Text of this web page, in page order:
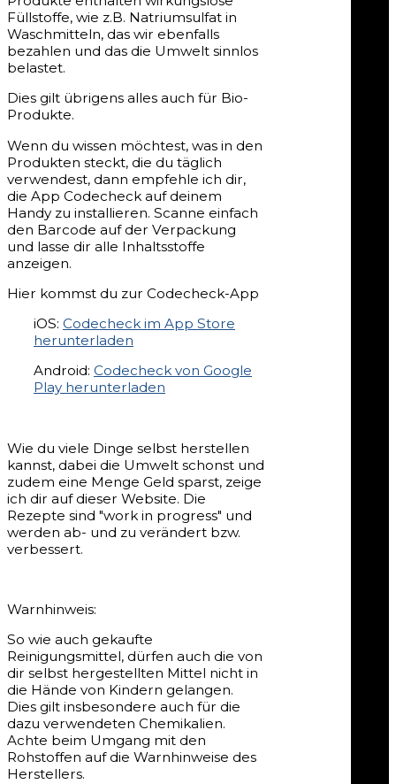
Füllstoffe, wie z.B. Natriumsulfat in
Waschmitteln, das wir ebenfalls
bezahlen und das die Umwelt sinnlos
belastet.
Dies gilt übrigens alles auch für Bio-
Produkte.
Wenn du wissen möchtest, was in den
Produkten steckt, die du täglich
verwendest, dann empfehle ich dir,
die App Codecheck auf deinem
Handy zu installieren. Scanne einfach
den Barcode auf der Verpackung
und lasse dir alle Inhaltsstoffe
anzeigen.
Hier kommst du zur Codecheck-App
iOS: Codecheck im App Store
herunterladen
Android: Codecheck von Google
Play herunterladen
Wie du viele Dinge selbst herstellen
kannst, dabei die Umwelt schonst und
zudem eine Menge Geld sparst, zeige
ich dir auf dieser Website. Die
Rezepte sind "work in progress" und
werden ab- und zu verändert bzw.
verbessert.
Warnhinweis:
So wie auch gekaufte
Reinigungsmittel, dürfen auch die von
dir selbst hergestellten Mittel nicht in
die Hände von Kindern gelangen.
Dies gilt insbesondere auch für die
dazu verwendeten Chemikalien.
Achte beim Umgang mit den
Rohstoffen auf die Warnhinweise des
Herstellers.